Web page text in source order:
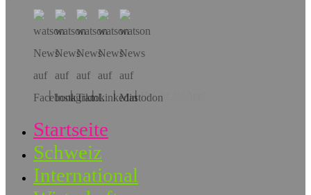
Hol dir die App!
Startseite
Schweiz
International